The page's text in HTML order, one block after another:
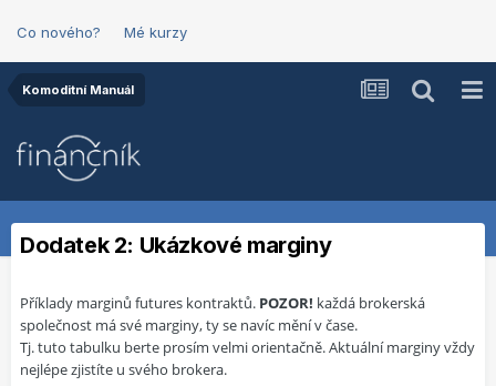
Co nového? Mé kurzy
Komoditní Manuál
Dodatek 2: Ukázkové marginy
Příklady marginů futures kontraktů. POZOR! každá brokerská
společnost má své marginy, ty se navíc mění v čase.
Tj. tuto tabulku berte prosím velmi orientačně. Aktuální marginy vždy
nejlépe zjistíte u svého brokera.